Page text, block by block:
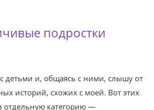
подростки
детьми и, общаясь с ними, слышу от
историй, схожих с моей. Вот этих
отдельную категорию —